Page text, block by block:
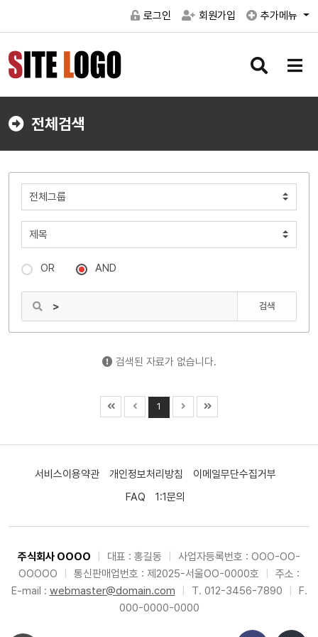
로그인 회원가입 추가메뉴
검
버
메
버
전체검색
OR AND
검색
검색된 자료가 없습니다.
1
서비스이용약관 개인정보처리방침
이메일무단수집거부
FAQ
1:1문의
주식회사 OOOO 대표 : 홍길동
사업자등록번호 : OOO-OO-
OOOOO
통신판매업번호 : 제2025-서울OO-0000호
주소 :
E-mail : webmaster@domain.com T. 012-3456-7890
F.
000-0000-0000